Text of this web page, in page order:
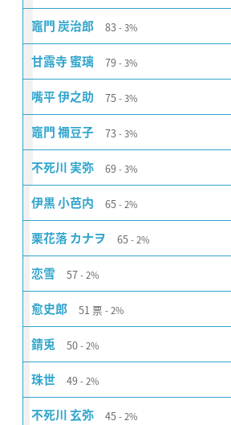
竈門 炭治郎 83 3%
甘露寺 蜜璃 79 3%
嘴平 伊之助 75 3%
竈門 禰󠄀豆子 73 3%
不死川 実弥 69 3%
伊黒 小芭内 65 2%
栗花落 カナヲ 65 2%
恋雪 57 2%
愈史郎 51 票 2%
錆󠄀兎 50 2%
珠世 49 2%
不死川 玄弥 45 2%